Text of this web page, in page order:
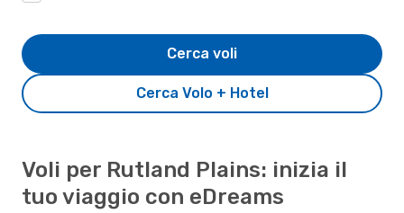
Cerca Volo + Hotel
Cerca voli
Voli per Rutland Plains: inizia il
tuo viaggio con eDreams